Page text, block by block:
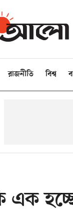
রাজনীতি বিশ্ব
এক